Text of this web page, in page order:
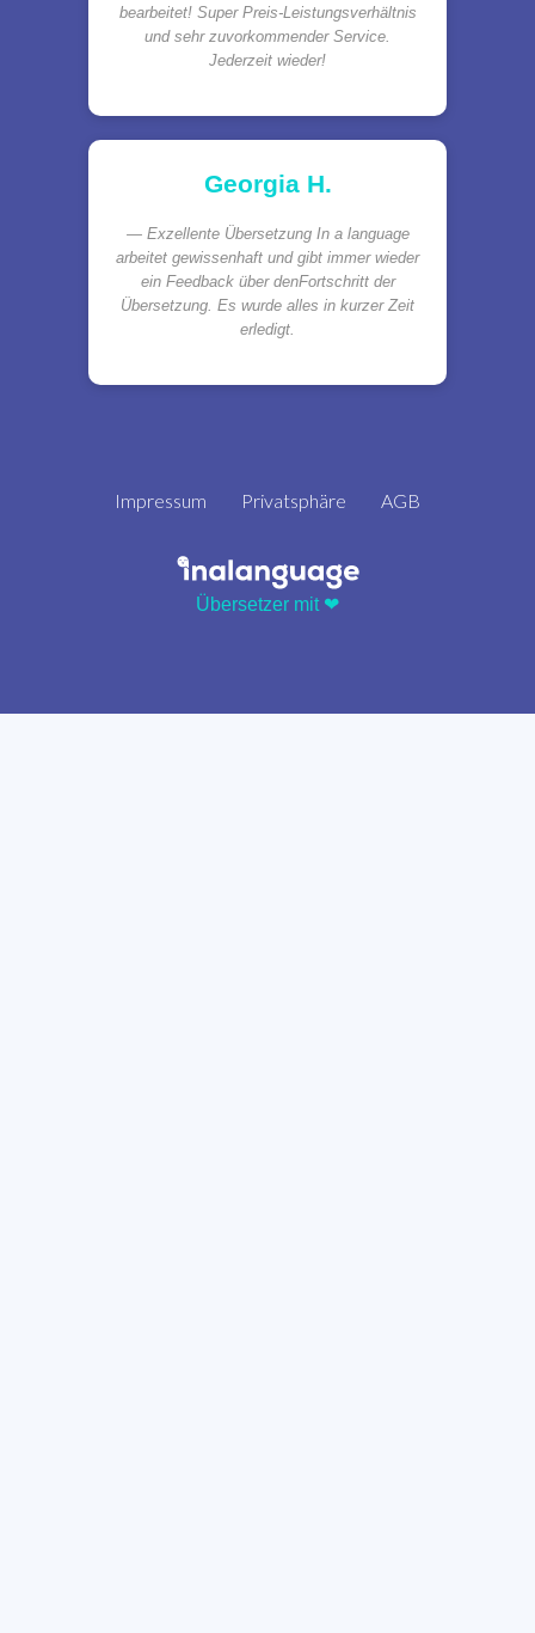
bearbeitet! Super Preis-Leistungsverhältnis
und sehr zuvorkommender Service.
Jederzeit wieder!
Georgia H.
Exzellente Übersetzung In a language
arbeitet gewissenhaft und gibt immer wieder
ein Feedback über denFortschritt der
Übersetzung. Es wurde alles in kurzer Zeit
erledigt.
Impressum Privatsphäre AGB
Übersetzer mit ❤